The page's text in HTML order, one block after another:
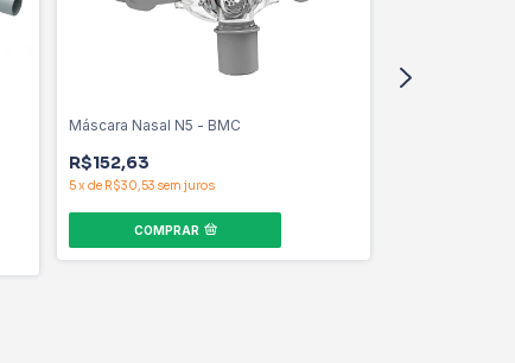
Máscara Nasal N5 - BMC
R$152,63
5x de R$30,53 sem juros
COMPRAR